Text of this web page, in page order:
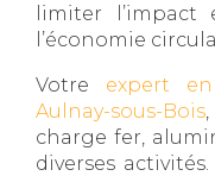
limiter l’impact
l’économie
Votre expert
Aulnay-sous-Bois,
charge fer,
diverses